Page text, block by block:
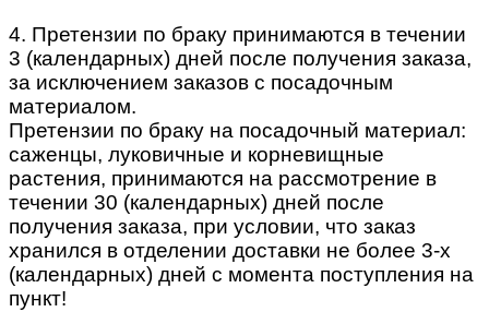
4. Претензии по браку принимаются в течении
3 (календарных) дней после получения заказа,
за исключением заказов с посадочным
материалом.
Претензии по браку на посадочный материал:
саженцы, луковичные и корневищные
растения, принимаются на рассмотрение в
течении 30 (календарных) дней после
получения заказа, при условии, что заказ
хранился в отделении доставки не более 3-х
(календарных) дней с момента поступления на
пункт!